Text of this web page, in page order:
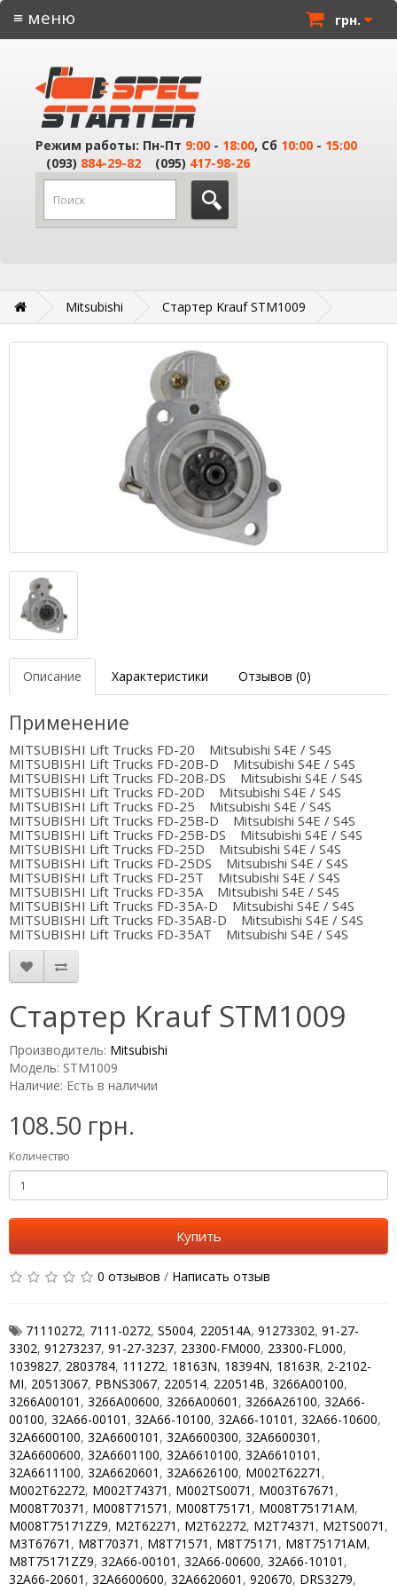
грн.
≡ меню
Режим работы: Пн-Пт 9:00 - 18:00, Сб 10:00 - 15:00
(093) 884-29-82 (095) 417-98-26
Mitsubishi Стартер Krauf STM1009
Описание Характеристики Отзывов (0)
Применение
MITSUBISHI Lift Trucks FD-20 Mitsubishi S4E / S4S
MITSUBISHI Lift Trucks FD-20B-D Mitsubishi S4E / S4S
MITSUBISHI Lift Trucks FD-20B-DS Mitsubishi S4E / S4S
MITSUBISHI Lift Trucks FD-20D Mitsubishi S4E / S4S
MITSUBISHI Lift Trucks FD-25 Mitsubishi S4E / S4S
MITSUBISHI Lift Trucks FD-25B-D Mitsubishi S4E / S4S
MITSUBISHI Lift Trucks FD-25B-DS Mitsubishi S4E / S4S
MITSUBISHI Lift Trucks FD-25D Mitsubishi S4E / S4S
MITSUBISHI Lift Trucks FD-25DS Mitsubishi S4E / S4S
MITSUBISHI Lift Trucks FD-25T Mitsubishi S4E / S4S
MITSUBISHI Lift Trucks FD-35A Mitsubishi S4E / S4S
MITSUBISHI Lift Trucks FD-35A-D Mitsubishi S4E / S4S
MITSUBISHI Lift Trucks FD-35AB-D Mitsubishi S4E / S4S
MITSUBISHI Lift Trucks FD-35AT Mitsubishi S4E / S4S
Стартер Krauf STM1009
Производитель: Mitsubishi
Модель: STM1009
Наличие: Есть в наличии
108.50 грн.
Количество
Купить
0 отзывов / Написать отзыв
71110272, 7111-0272, S5004, 220514A, 91273302, 91-27-
3302, 91273237, 91-27-3237, 23300-FM000, 23300-FL000,
1039827, 2803784, 111272, 18163N, 18394N, 18163R, 2-2102-
MI, 20513067, PBNS3067, 220514, 220514B, 3266A00100,
3266A00101 , 3266A00600, 3266A00601 , 3266A26100, 32A66-
00100, 32A66-00101 , 32A66-10100, 32A66-10101 , 32A66-10600,
32A6600100, 32A6600101 , 32A6600300, 32A6600301 ,
32A6600600, 32A6601100, 32A6610100, 32A6610101 ,
32A6611100, 32A6620601 , 32A6626100, M002T62271 ,
M002T62272, M002T74371 , M002TS0071 , M003T67671 ,
M008T70371 , M008T71571 , M008T75171 , M008T75171AM,
M008T75171ZZ9, M2T62271 , M2T62272, M2T74371 , M2TS0071 ,
M3T67671 , M8T70371 , M8T71571 , M8T75171 , M8T75171AM,
M8T75171ZZ9, 32A66-00101 , 32A66-00600, 32A66-10101 ,
32A66-20601 , 32A6600600, 32A6620601 , 920670, DRS3279,